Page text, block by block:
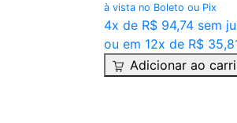
à vista no Boleto ou Pix
4x de R$ 94,74 sem
ou em 12x de R$
Adicionar ao